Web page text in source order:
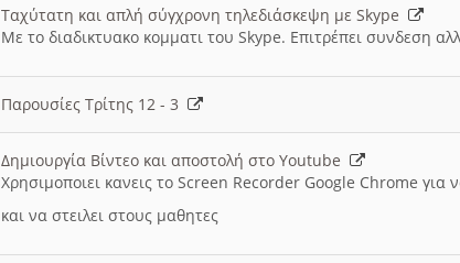
Ταχύτατη και απλή σύγχρονη τηλεδιάσκεψη με Skype
Με το διαδικτυακο κομματι του Skype. Επιτρέπει συνδεση
Παρουσίες Τρίτης 12 - 3
Δημιουργία Βίντεο και αποστολή στο Youtube
Χρησιμοποιει κανεις το Screen Recorder Google Chrome για
και να στειλει στους μαθητες